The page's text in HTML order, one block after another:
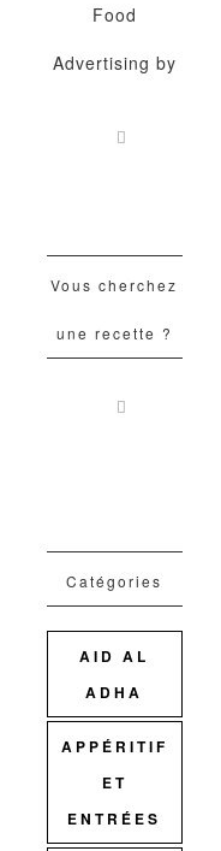
Food
Advertising by
Vous cherchez
une recette ?
Catégories
AID AL
ADHA
APPÉRITIF
ET
ENTRÉES